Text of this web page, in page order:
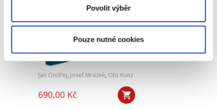
Povolit výběr
Pouze nutné cookies
práva veřejného. 2.
vydání
2. VYDÁNÍ
Jan Ondřej, Josef Mrázek, Oto Kunz
690,00 Kč